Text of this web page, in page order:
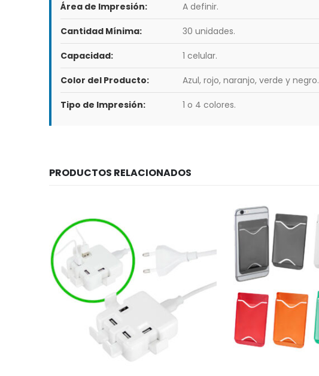
Área de Impresión: A definir.
Cantidad Mínima: 30 unidades.
Capacidad: 1 celular.
Color del Producto: Azul, rojo, naranjo, verde y negro.
Tipo de Impresión: 1 o 4 colores.
PRODUCTOS RELACIONADOS